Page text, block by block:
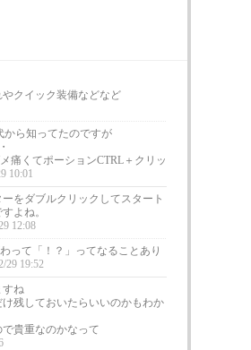
クイック装備などなど
から知ってたのですが
痛くてポーションCTRL＋クリッ
10:01
をダブルクリックしてスタート
よね。
12:08
って「！？」ってなることあり
29 19:52
すね
残しておいたらいいのかもわか
貴重なのかなって